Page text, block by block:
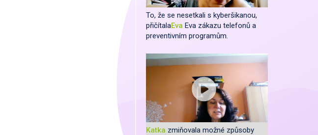
To, že se nesetkali s kyberšikanou,
přičítalaEva Eva zákazu telefonů a
preventivním programům.
Katka zmiňovala možné způsoby